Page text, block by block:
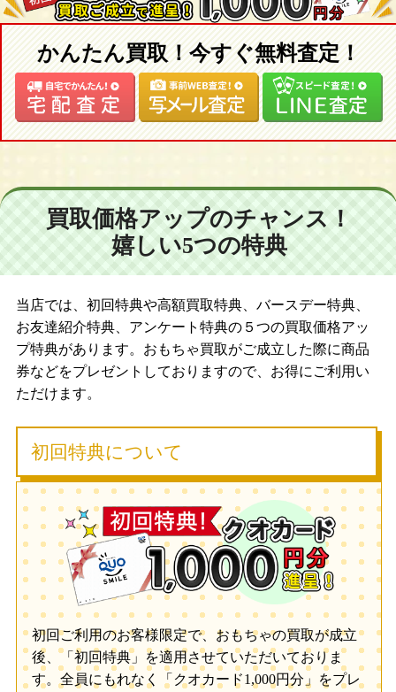
かんたん買取！今すぐ無料査定！
買取価格アップのチャンス！
嬉しい5つの特典
当店では、初回特典や高額買取特典、バースデー特典、
お友達紹介特典、アンケート特典の５つの買取価格アッ
プ特典があります。おもちゃ買取がご成立した際に商品
券などをプレゼントしておりますので、お得にご利用い
ただけます。
初回特典について
初回ご利用のお客様限定で、おもちゃの買取が成立
後、「初回特典」を適用させていただいておりま
す。全員にもれなく「クオカード1,000円分」をプレ